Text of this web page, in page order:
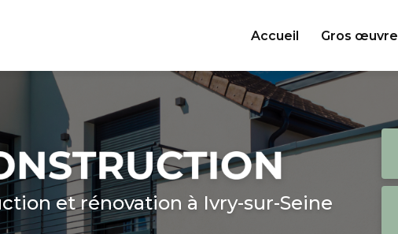
Accueil
Gros œuvre
et rénovation à Ivry-sur-Seine